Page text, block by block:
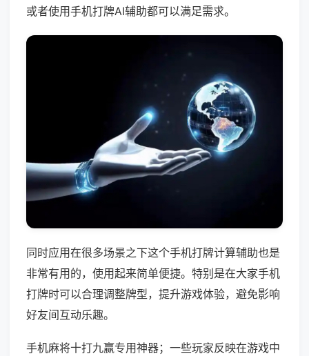
或者使用手机打牌AI辅助都可以满足需求。
同时应用在很多场景之下这个手机打牌计算辅助也是
非常有用的，使用起来简单便捷。特别是在大家手机
打牌时可以合理调整牌型，提升游戏体验，避免影响
好友间互动乐趣。
手机麻将十打九赢专用神器；一些玩家反映在游戏中